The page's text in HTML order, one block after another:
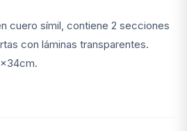
cuero símil, contiene 2 secciones
con láminas transparentes.